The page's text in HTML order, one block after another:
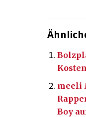
meeli
Boy